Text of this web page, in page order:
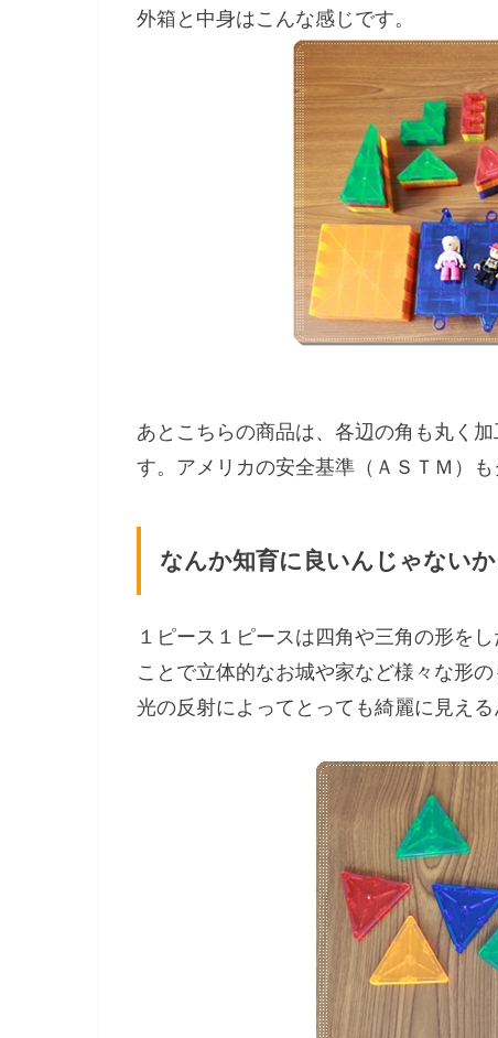
外箱と中身はこんな感じです。
あとこちらの商品は、各辺の角も丸く
す。アメリカの安全基準（ＡＳＴＭ）も
なんか知育に良いんじゃない
１ピース１ピースは四角や三角の形を
ことで立体的なお城や家など様々な形
光の反射によってとっても綺麗に見える